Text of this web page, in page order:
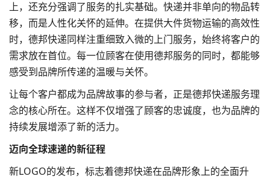
上，还充分强调了服务的扎实基础。快递并非单向的物品转
移，而是人性化关怀的延伸。在提供大件货物运输的高效性
时，德邦快递同样注重细致入微的上门服务，始终将客户的
需求放在首位。每一位顾客在使用德邦服务的同时，都能够
感受到品牌所传递的温暖与关怀。
让每个客户都成为品牌故事的参与者，正是德邦快递服务理
念的核心所在。这样不仅增强了顾客的忠诚度，也为品牌的
持续发展增添了新的活力。
迈向全球速递的新征程
新LOGO的发布，标志着德邦快递在品牌形象上的全面升